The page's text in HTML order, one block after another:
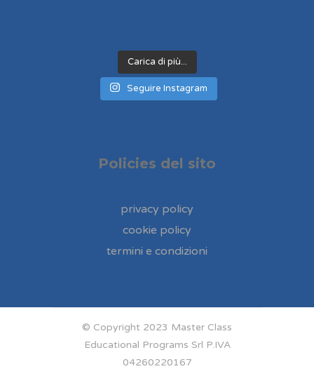
Carica di più...
Seguire Instagram
Policies del sito
privacy policy
cookie policy
termini e condizioni
© Copyright 2023 Master Class
Educational Programs Srl P.IVA
04260220167